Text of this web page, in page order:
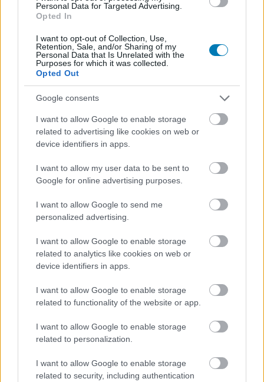
Personal Data for Targeted Advertising.
Opted In
I want to opt-out of Collection, Use,
Retention, Sale, and/or Sharing of my
Personal Data that Is Unrelated with the
Purposes for which it was collected.
Opted Out
Google consents
I want to allow Google to enable storage
related to advertising like cookies on web or
device identifiers in apps.
I want to allow my user data to be sent to
Google for online advertising purposes.
I want to allow Google to send me
personalized advertising.
I want to allow Google to enable storage
related to analytics like cookies on web or
device identifiers in apps.
I want to allow Google to enable storage
related to functionality of the website or app.
I want to allow Google to enable storage
related to personalization.
I want to allow Google to enable storage
related to security, including authentication
sokat javult a parkour, a lopakodás és a harc
bővítik Edward történetét
Ami nem tetszett
a jelenkori szál lecserélése Animus Hubra
kényelmesebb, de kevésbé karakteres
az újabb részek után furcsa, hogy nem minden
felület mászható
akadnak apróbb bugok